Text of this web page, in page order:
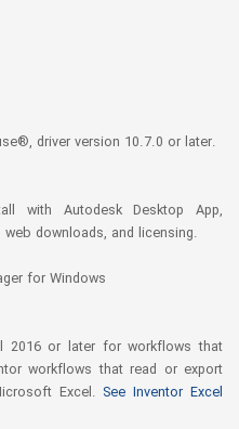
driver version 10.7.0 or later.
with Autodesk Desktop App,
downloads, and licensing.
for Windows
2016 or later for workflows that
workflows that read or export
Excel. See Inventor Excel